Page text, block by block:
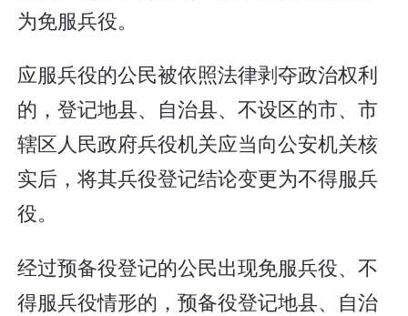
为免服兵役。
应服兵役的公民被依照法律剥夺政治权利
的，登记地县、自治县、不设区的市、市
辖区人民政府兵役机关应当向公安机关核
实后，将其兵役登记结论变更为不得服兵
役。
经过预备役登记的公民出现免服兵役、不
得服兵役情形的，预备役登记地县、自治